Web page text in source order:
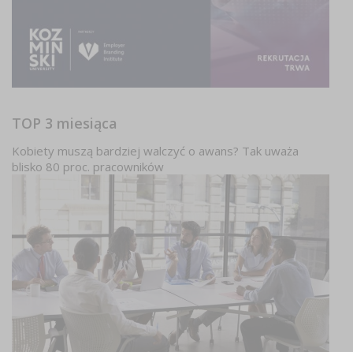
TOP 3 miesiąca
Kobiety muszą bardziej walczyć o awans? Tak uważa
blisko 80 proc. pracowników